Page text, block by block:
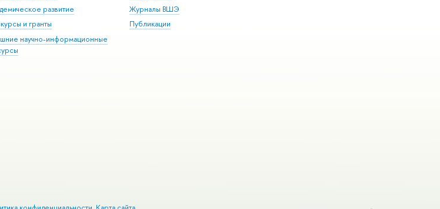
развитие
и гранты
научно-информационные
Журналы ВШЭ
Публикации